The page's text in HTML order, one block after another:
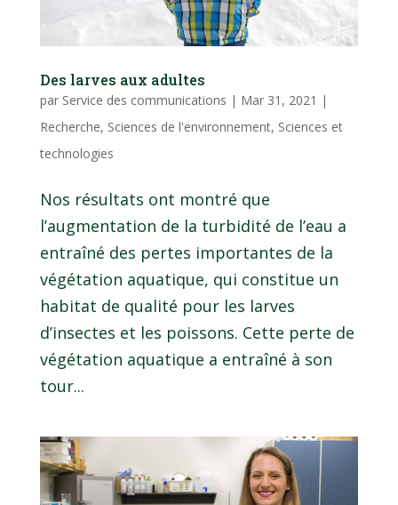
Des larves aux adultes
par Service des communications | Mar 31, 2021 |
Recherche, Sciences de l'environnement, Sciences et
technologies
Nos résultats ont montré que
l’augmentation de la turbidité de l’eau a
entraîné des pertes importantes de la
végétation aquatique, qui constitue un
habitat de qualité pour les larves
d’insectes et les poissons. Cette perte de
végétation aquatique a entraîné à son
tour...